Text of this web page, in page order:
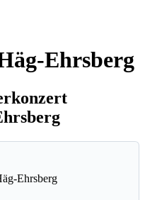
Ehrsberg
Ehrsberg